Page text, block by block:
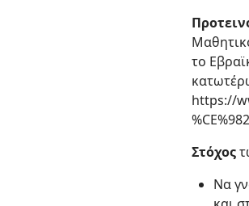
το
https://
Στόχος
Να